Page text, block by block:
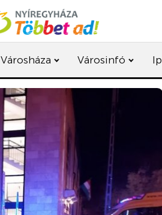
Városháza Városinfó